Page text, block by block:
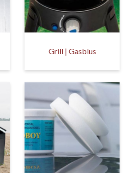
Grill | Gasblus